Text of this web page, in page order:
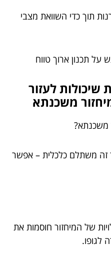
תוך כדי השוואת מצבי
תכנון ארוך טווח
לעזור
משכנתא
זה משתלם כלכלית – אפשר
של המיחזור חוסמות את